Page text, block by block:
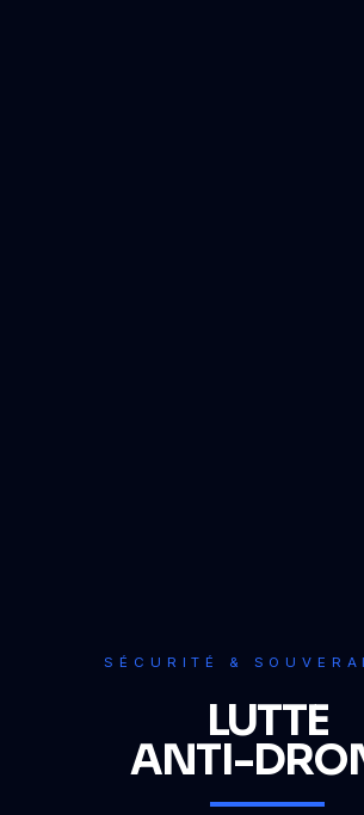
SÉCURITÉ &
LUTTE
ANTI-